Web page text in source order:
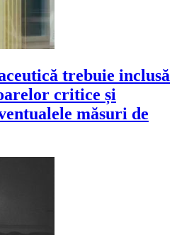
trebuie inclusă
critice și
măsuri de